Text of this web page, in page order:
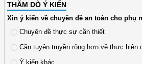
THĂM DÒ Ý KIẾN
Xin ý kiến về chuyên đề an toàn cho phụ
Chuyên đề thực sự cần thiết
Cần tuyên truyền rộng hơn về thực hiện
Ý kiến khác